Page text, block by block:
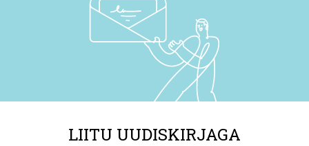
LIITU UUDISKIRJAGA